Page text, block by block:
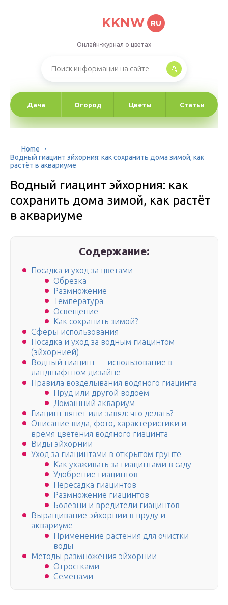
KKNW RU
Онлайн-журнал о цветах
Дача Огород Цветы Статьи
Home
Водный гиацинт эйхорния: как сохранить дома зимой, как
растёт в аквариуме
Водный гиацинт эйхорния: как
сохранить дома зимой, как растёт
в аквариуме
Содержание:
Посадка и уход за цветами
Обрезка
Размножение
Температура
Освещение
Как сохранить зимой?
Сферы использования
Посадка и уход за водным гиацинтом
(эйхорнией)
Водный гиацинт — использование в
ландшафтном дизайне
Правила возделывания водяного гиацинта
Пруд или другой водоем
Домашний аквариум
Гиацинт вянет или завял: что делать?
Описание вида, фото, характеристики и
время цветения водяного гиацинта
Виды эйхорнии
Уход за гиацинтами в открытом грунте
Как ухаживать за гиацинтами в саду
Удобрение гиацинтов
Пересадка гиацинтов
Размножение гиацинтов
Болезни и вредители гиацинтов
Выращивание эйхорнии в пруду и
аквариуме
Применение растения для очистки
воды
Методы размножения эйхорнии
Отростками
Семенами